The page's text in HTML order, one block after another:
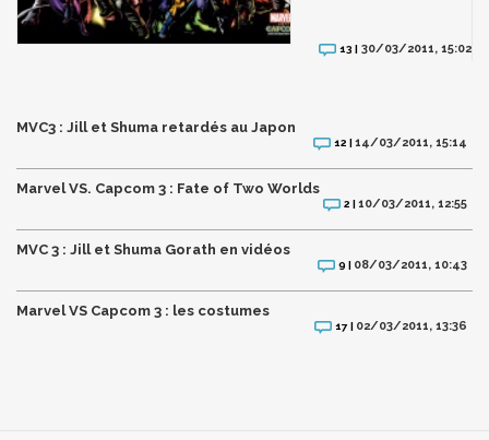
13 | 30/03/2011, 15:02
MVC3 : Jill et Shuma retardés au Japon
12 |14/03/2011, 15:14
Marvel VS. Capcom 3 : Fate of Two Worlds
2 |10/03/2011, 12:55
MVC 3 : Jill et Shuma Gorath en vidéos
9 | 08/03/2011, 10:43
Marvel VS Capcom 3 : les costumes
17 | 02/03/2011, 13:36